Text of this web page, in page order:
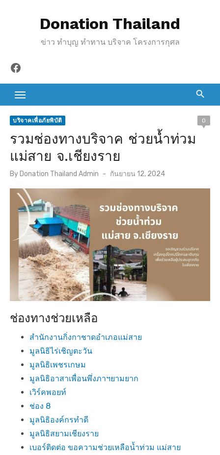
Donation Thailand
ข่าว ทำบุญ ทำทาน บริจาค โครงการกุศล
Facebook
บริจาคเพื่อภัยพิบัติ 0
รวมช่องทางบริจาค ช่วยน้ำท่วม
แม่สาย จ.เชียงราย
By Donation Thailand Admin
P
s
e
n
กันยายน 12, 2024
ช่องทางช่วยเหลือ
สำนักงานกิ่งกาชาดอำเภอแม่สาย
มูลนิธิไร่เชิญตะวัน
มูลนิธิเพชรเกษม
มูลนิธิอาสาเพื่อนพึ่งภาฯยามยาก
เวิร์คพอยท์
ช่อง 8
มูลนิธิองค์กรทำดี
มูลนิธิสยามเชียงราย
เบอร์ติดต่อ ขอความช่วยเหลือน้ำท่วม แม่สาย